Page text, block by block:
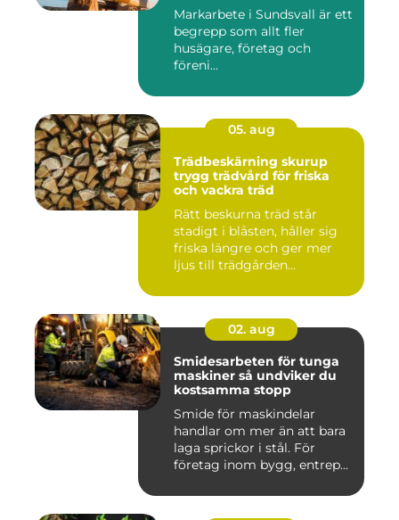
Markarbete i Sundsvall är ett
begrepp som allt fler
husägare, företag och
föreni...
05. aug
Trädbeskärning skurup
trygg trädvård för friska
och vackra träd
Rätt beskurna träd står
stadigt i blåsten, håller sig
friska längre och ger mer
ljus till trädgården...
02. aug
Smidesarbeten för tunga
maskiner så undviker du
kostsamma stopp
Smide för maskindelar
handlar om mer än att bara
laga sprickor i stål. För
företag inom bygg, entrep...